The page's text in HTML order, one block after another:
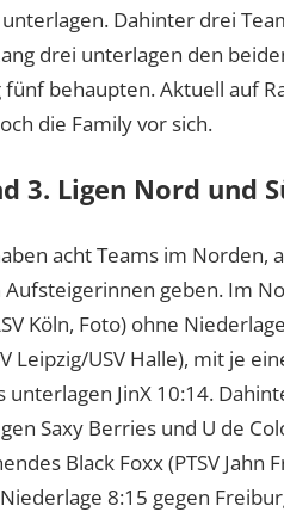
Dahinter drei
drei unterlagen den
behaupten. Aktuell auf
die Family vor sich.
3. Ligen Nord und
acht Teams im Norden,
Aufsteigerinnen geben. Im
Köln, Foto) ohne
Leipzig/USV Halle), mit je
unterlagen JinX 10:14.
Saxy Berries und U de
Black Foxx (PTSV
Niederlage 8:15 gegen